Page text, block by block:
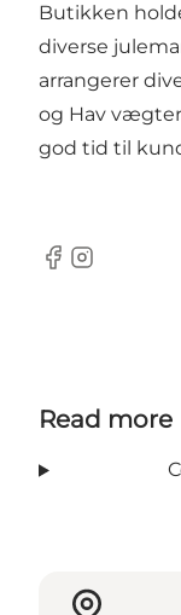
Butikken
diverse
arrangerer
og Hav
god tid til
Facebook
Instagram
Read more